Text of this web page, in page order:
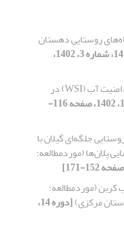
روستایی دهستان
[دوره 14، شماره 3، 1402،
تحلیل و ارزیابی شاخص امنیت آب (WSI) در
[دوره 14، شماره 1، 1402، صفحه 116-
جلگه‌ای گیلان با
پلان‌ها (موردمطالعه:
کربن (موردمطالعه:
مرکزی) [دوره 14،